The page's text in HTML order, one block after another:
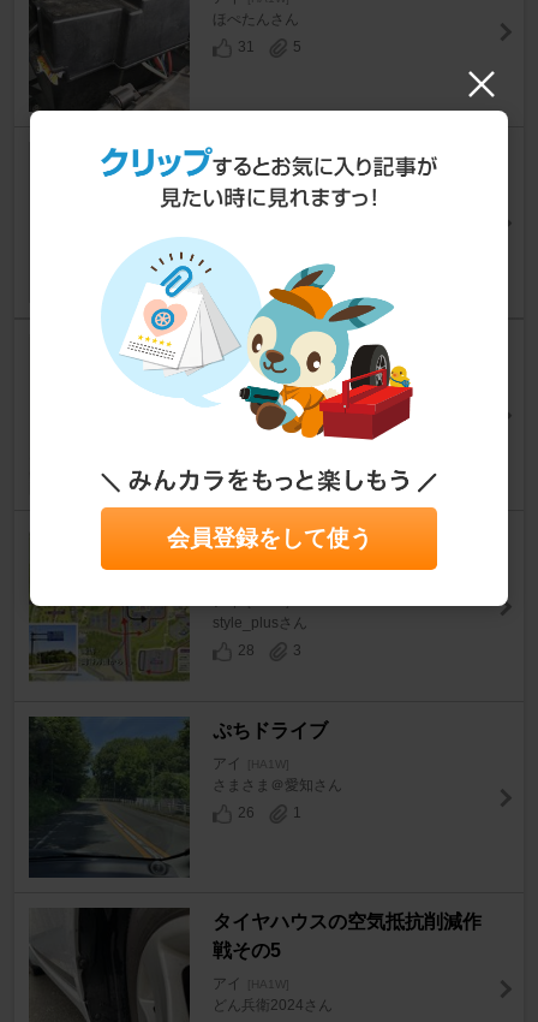
ほぺたんさん
31
5
解説書
アイ [HA1W]
ぷちさん
ゆるオフ開催です！
アイ [HA1W]
スーパーだいちさん
2
i-meeting2026 Parking Area 園
内動線について
style_plusさん
28
3
ぷちドライブ
アイ [HA1W]
さまさま＠愛知さん
26
1
タイヤハウスの空気抵抗削減作
戦その5
アイ [HA1W]
どん兵衛2024さん
会員登録をして使う